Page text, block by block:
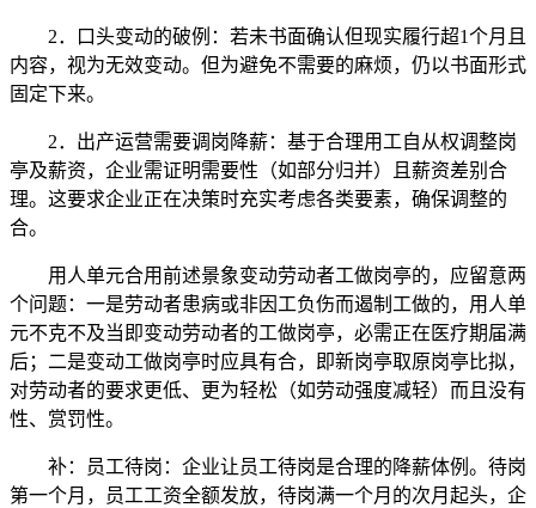
2．口头变动的破例：若未书面确认但现实履行超1个月且
内容，视为无效变动。但为避免不需要的麻烦，仍以书面形式
固定下来。
2．出产运营需要调岗降薪：基于合理用工自从权调整岗
亭及薪资，企业需证明需要性（如部分归并）且薪资差别合
理。这要求企业正在决策时充实考虑各类要素，确保调整的
合。
用人单元合用前述景象变动劳动者工做岗亭的，应留意两
个问题：一是劳动者患病或非因工负伤而遏制工做的，用人单
元不克不及当即变动劳动者的工做岗亭，必需正在医疗期届满
后；二是变动工做岗亭时应具有合，即新岗亭取原岗亭比拟，
对劳动者的要求更低、更为轻松（如劳动强度减轻）而且没有
性、赏罚性。
补：员工待岗：企业让员工待岗是合理的降薪体例。待岗
第一个月，员工工资全额发放，待岗满一个月的次月起头，企